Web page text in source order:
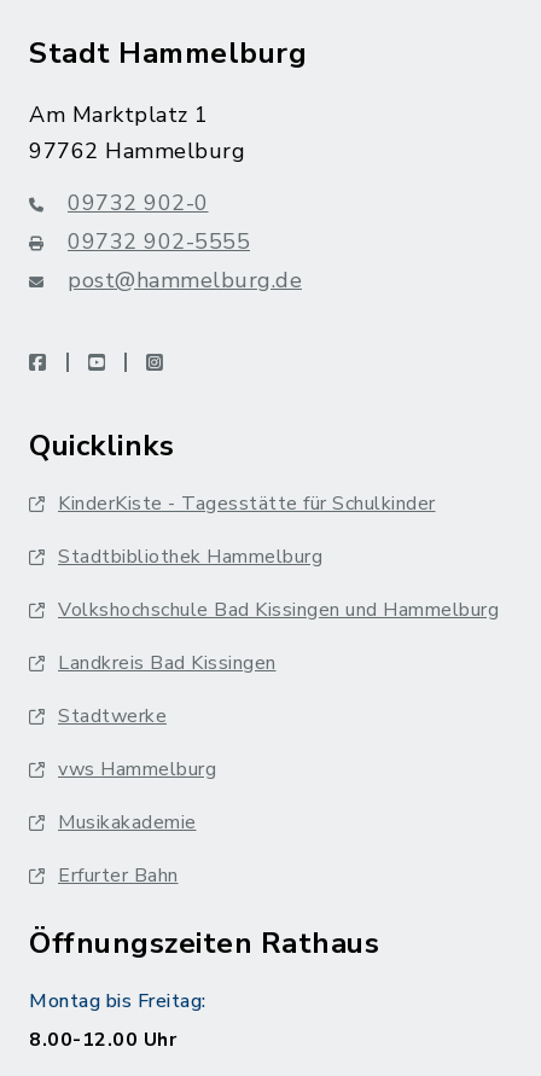
Stadt Hammelburg
Am Marktplatz 1
97762 Hammelburg
09732 902-0
09732 902-5555
post@hammelburg.de
facebookyoutubeinstagram
Quicklinks
KinderKiste - Tagesstätte für Schulkinder
Stadtbibliothek Hammelburg
Volkshochschule Bad Kissingen und Hammelburg
Landkreis Bad Kissingen
Stadtwerke
vws Hammelburg
Musikakademie
Erfurter Bahn
Öffnungszeiten Rathaus
Montag bis Freitag:
8.00-12.00 Uhr